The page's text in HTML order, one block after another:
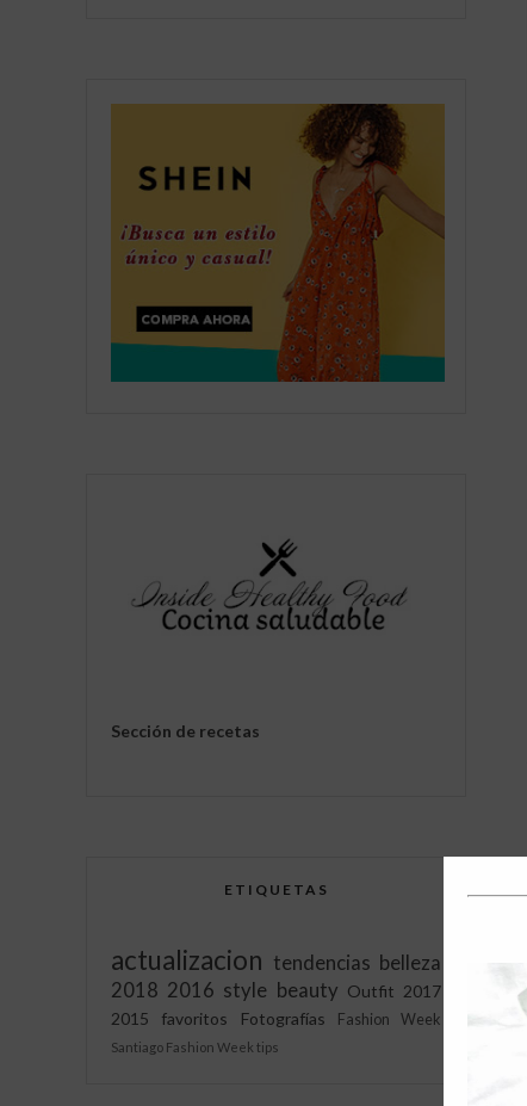
Sección de recetas
ETIQUETAS
actualizacion tendencias belleza
2018 2016 style beauty Outfit 2017
2015
favoritos Fotografías Fashion Week
Santiago Fashion Week tips